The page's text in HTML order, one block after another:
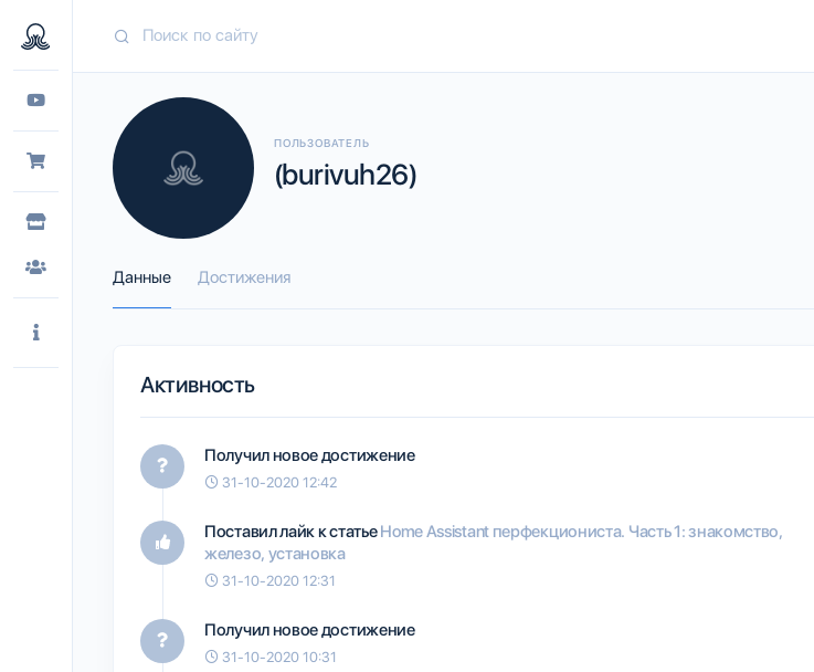
ПОЛЬЗОВАТЕЛЬ
(burivuh26)
Данные Достижения
Активность
Получил новое достижение
31-10-2020 12:42
Поставил лайк к статьеHome Assistant перфекциониста. Часть 1: знакомство,
железо, установка
31-10-2020 12:31
Получил новое достижение
31-10-2020 10:31